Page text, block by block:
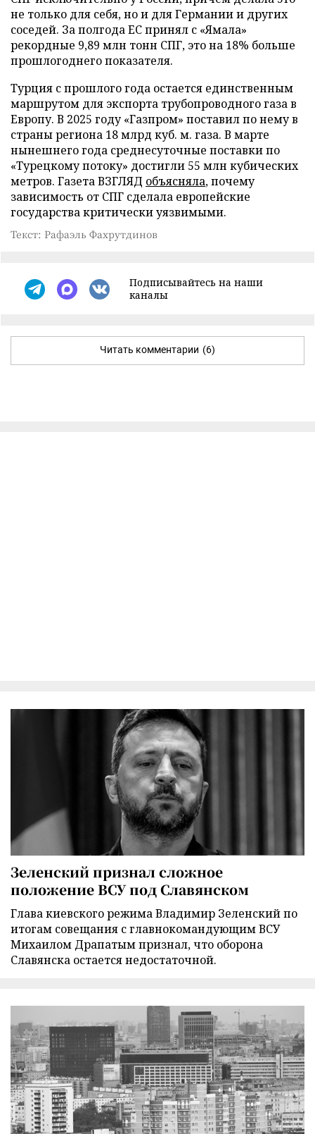
не только для себя, но и для Германии и других
соседей. За полгода ЕС принял с «Ямала»
рекордные 9,89 млн тонн СПГ, это на 18% больше
прошлогоднего показателя.
Турция с прошлого года остается единственным
маршрутом для экспорта трубопроводного газа в
Европу. В 2025 году «Газпром» поставил по нему в
страны региона 18 млрд куб. м. газа. В марте
нынешнего года среднесуточные поставки по
«Турецкому потоку» достигли 55 млн кубических
метров. Газета ВЗГЛЯД объясняла, почему
зависимость от СПГ сделала европейские
государства критически уязвимыми.
Текст: Рафаэль Фахрутдинов
Подписывайтесь на наши
каналы
Читать комментарии (6)
Зеленский признал сложное
положение ВСУ под Славянском
Глава киевского режима Владимир Зеленский по
итогам совещания с главнокомандующим ВСУ
Михаилом Драпатым признал, что оборона
Славянска остается недостаточной.